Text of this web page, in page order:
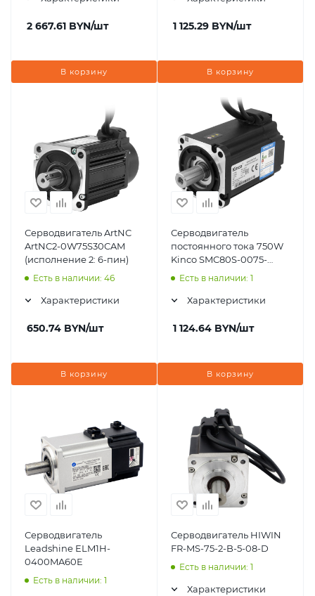
2 667.61 BYN/шт
В корзину
1 125.29 BYN/шт
В корзину
Серводвигатель ArtNC
ArtNC2-0W75S30CAM
(исполнение 2: 6-пин)
Есть в наличии: 46
Характеристики
650.74 BYN/шт
В корзину
Серводвигатель
постоянного тока 750W
Kinco SMC80S-0075-
30AAK-5DSH
Есть в наличии: 1
Характеристики
1 124.64 BYN/шт
В корзину
Серводвигатель
Leadshine ELM1H-
0400MA60E
Есть в наличии: 1
Серводвигатель HIWIN
FR-MS-75-2-B-5-08-D
Есть в наличии: 1
Характеристики